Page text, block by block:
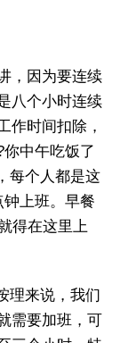
，因为要连续
八个小时连续
作时间扣除，
中午吃饭了
每个人都是这
上班。早餐
得在这里上
理来说，我们
需要加班，可